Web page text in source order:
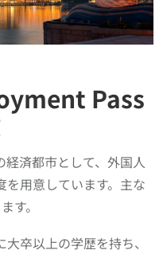
Pass
済都市として、外国人
用意しています。主な
す。
大卒以上の学歴を持ち、